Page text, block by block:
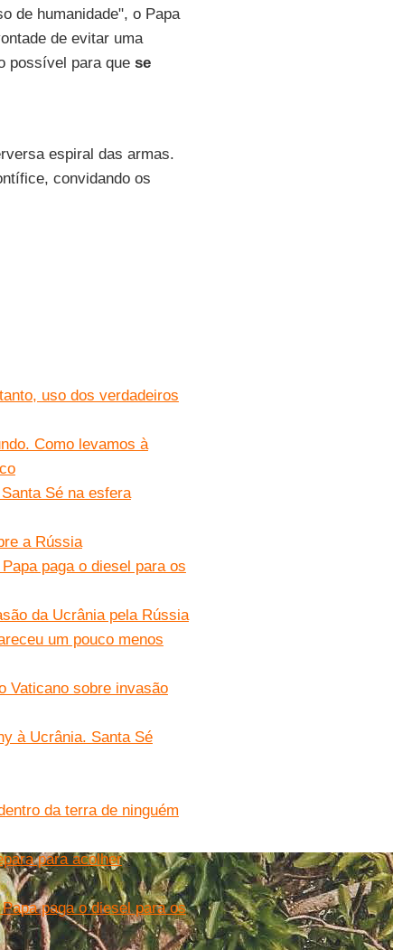
de humanidade", o Papa
de evitar uma
possível para que se
espiral das armas.
convidando os
uso dos verdadeiros
Como levamos à
Sé na esfera
a Rússia
paga o diesel para os
da Ucrânia pela Rússia
um pouco menos
Vaticano sobre invasão
à Ucrânia. Santa Sé
da terra de ninguém
para acolher
paga o diesel para os